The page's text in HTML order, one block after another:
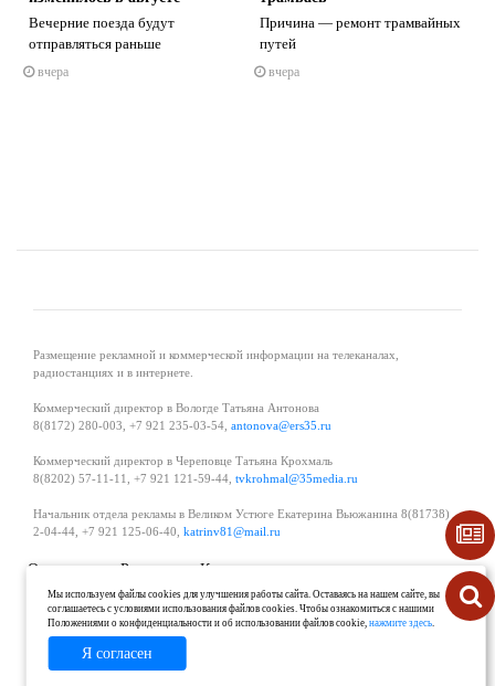
Вечерние поезда будут
отправляться раньше
вчера
Причина — ремонт трамвайных
путей
вчера
Размещение рекламной и коммерческой информации на телеканалах,
радиостанциях и в интернете.
Коммерческий директор в Вологде Татьяна Антонова
8(8172) 280-003, +7 921 235-03-54, antonova@ers35.ru
Коммерческий директор в Череповце Татьяна Крохмаль
8(8202) 57-11-11, +7 921 121-59-44, tvkrohmal@35media.ru
Начальник отдела рекламы в Великом Устюге Екатерина Вьюжанина 8(81738)
2-04-44, +7 921 125-06-40, katrinv81@mail.ru
О проекте Реклама
Контакты
Политика в области обработки и защиты персональных данных
Мы используем файлы cookies для улучшения работы сайта. Оставаясь на нашем сайте, вы
соглашаетесь с условиями использования файлов cookies. Чтобы ознакомиться с нашими
Положениями о конфиденциальности и об использовании файлов cookie,нажмите здесь.
Я согласен